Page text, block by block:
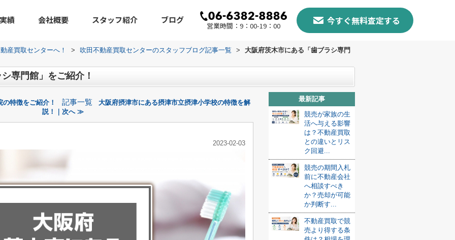
績 会社概要 スタッフ紹介 ブログ
営業時間：9：00-19：00 今すぐ無料査定する
産買取センターへ！ > 吹田不動産買取センターのスタッフブログ記事一覧 > 大阪府茨木市にある「歯ブラシ専門
専門館」をご紹介！
特徴をご紹介！ 記事一覧
大阪府摂津市にある摂津市立摂津小学校の特徴を解
説！｜次へ ≫
2023-02-03
最新記事
競売が家族の生
活へ与える影響
は？不動産買取
との違いとリス
ク回避...
競売の期間入札
前に不動産会社
へ相談すべき
か？売却が可能
か判断す...
不動産買取で競
売より得する条